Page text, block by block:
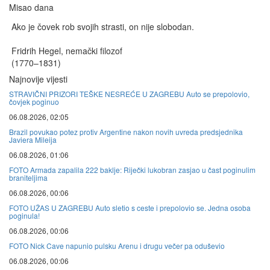
Misao dana
Ako je čovek rob svojih strasti, on nije slobodan.
Fridrih Hegel, nemački filozof
(1770–1831)
Najnovije vijesti
STRAVIČNI PRIZORI TEŠKE NESREĆE U ZAGREBU Auto se prepolovio,
čovjek poginuo
06.08.2026, 02:05
Brazil povukao potez protiv Argentine nakon novih uvreda predsjednika
Javiera Mileija
06.08.2026, 01:06
FOTO Armada zapalila 222 baklje: Riječki lukobran zasjao u čast poginulim
braniteljima
06.08.2026, 00:06
FOTO UŽAS U ZAGREBU Auto sletio s ceste i prepolovio se. Jedna osoba
poginula!
06.08.2026, 00:06
FOTO Nick Cave napunio pulsku Arenu i drugu večer pa oduševio
06.08.2026, 00:06